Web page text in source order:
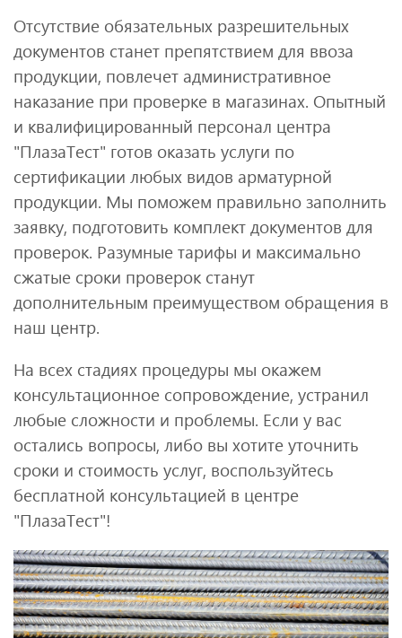
Отсутствие обязательных разрешительных
документов станет препятствием для ввоза
продукции, повлечет административное
наказание при проверке в магазинах. Опытный
и квалифицированный персонал центра
"ПлазаТест" готов оказать услуги по
сертификации любых видов арматурной
продукции. Мы поможем правильно заполнить
заявку, подготовить комплект документов для
проверок. Разумные тарифы и максимально
сжатые сроки проверок станут
дополнительным преимуществом обращения в
наш центр.
На всех стадиях процедуры мы окажем
консультационное сопровождение, устранил
любые сложности и проблемы. Если у вас
остались вопросы, либо вы хотите уточнить
сроки и стоимость услуг, воспользуйтесь
бесплатной консультацией в центре
"ПлазаТест"!